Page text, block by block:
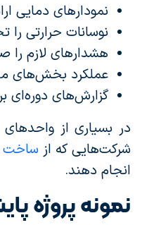
نمودارهای دمایی
نوسانات حرارتی را
هشدارهای لازم را
عملکرد بخش‌های
گزارش‌های دوره‌ای
در بسیاری از
شرکت‌هایی که ازساخت
انجام دهند.
نمونه پروژه